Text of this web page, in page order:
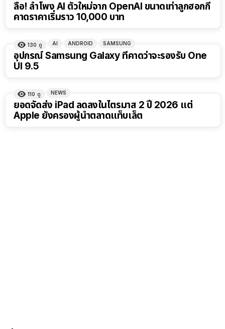
ลือ! ลำโพง AI ตัวใหม่จาก OpenAI ขนาดเท่าลูกฮอกกี้
คาดราคาเริ่มราว 10,000 บาท
130 ดู AI ANDROID SAMSUNG
อุปกรณ์ Samsung Galaxy ที่คาดว่าจะรองรับ One
UI 9.5
110 ดู NEWS
ยอดจัดส่ง iPad ลดลงในไตรมาส 2 ปี 2026 แต่
Apple ยังครองผู้นำตลาดแท็บเล็ต